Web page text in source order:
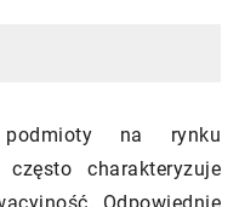
na rynku
charakteryzuje